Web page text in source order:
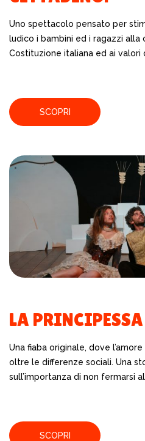
Uno spettacolo pensato per
ludico i bambini ed i ragazzi alla
Costituzione italiana ed ai
SCOPRI
LA
Una fiaba originale, dove
oltre le differenze sociali. Una
sull’importanza di non fermarsi
SCOPRI